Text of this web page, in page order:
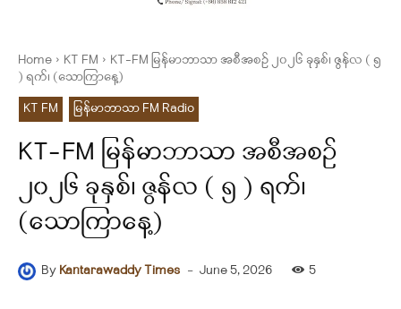
Home KT FM
KT-FM မြန်မာဘာသာ အစီအစဉ် ၂၀၂၆ ခုနှစ်၊ ဇွန်လ ( ၅
) ရက်၊ (သောကြာနေ့)
KT FM
မြန်မာဘာသာ FM Radio
KT-FM မြန်မာဘာသာ အစီအစဉ်
၂၀၂၆ ခုနှစ်၊ ဇွန်လ ( ၅ ) ရက်၊
(သောကြာနေ့)
By Kantarawaddy Times - June 5, 2026 5